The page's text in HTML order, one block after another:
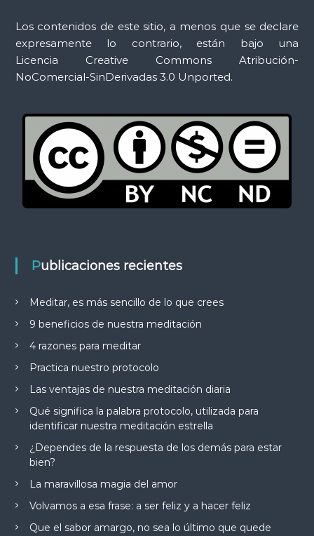
Los contenidos de este sitio, a menos que se declare
expresamente lo contrario, están bajo una
Licencia Creative Commons Atribución-
NoComercial-SinDerivadas 3.0 Unported.
Publicaciones recientes
Meditar, es más sencillo de lo que crees
9 beneficios de nuestra meditación
4 razones para meditar
Practica nuestro protocolo
Las ventajas de nuestra meditación diaria
Qué significa la palabra protocolo, utilizada para
identificar nuestra meditación estrella
¿Dependes de la respuesta de los demás para estar
bien?
La maravillosa magia del amor
Volvamos a esa frase: a ser feliz y a hacer feliz
Que el sabor amargo, no sea lo último que quede